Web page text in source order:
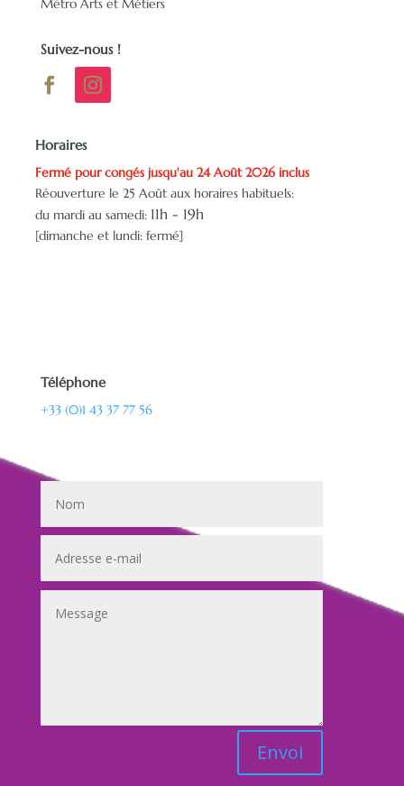
Métro Arts et Métiers
Suivez-nous !
Horaires
Fermé pour congés jusqu'au 24 Août 2026 inclus
Réouverture le 25 Août aux horaires habituels:
du mardi au samedi: 11h - 19h
[dimanche et lundi: fermé]
Téléphone
+33 (0)1 43 37 77 56
Envoi